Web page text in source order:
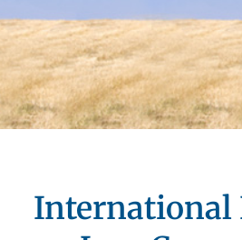
International